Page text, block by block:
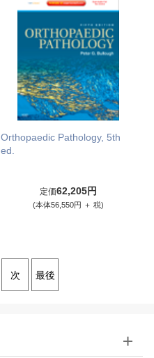
Orthopaedic Pathology, 5th
ed.
定価62,205円
(本体56,550円 ＋ 税)
次 最後